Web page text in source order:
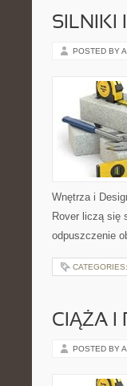
SILNIKI
POSTED BY
Wnętrza i
Rover liczą się
odpuszczenie
CATEGORIES:
CIĄŻA I
POSTED BY